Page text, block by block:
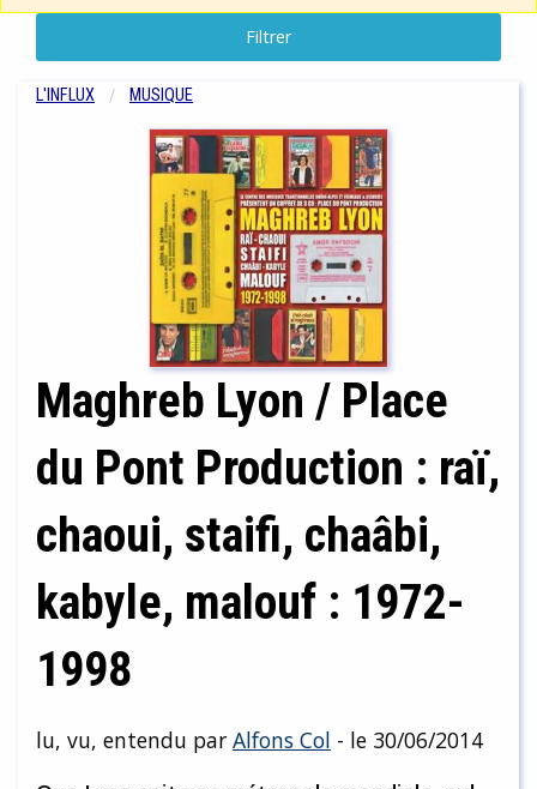
Filtrer
L'INFLUX MUSIQUE
Maghreb Lyon / Place
du Pont Production : raï,
chaoui, staifi, chaâbi,
kabyle, malouf : 1972-
1998
lu, vu, entendu par Alfons Col - le 30/06/2014